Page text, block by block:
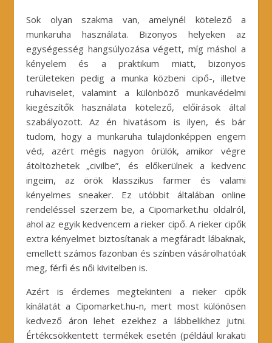
Sok olyan szakma van, amelynél kötelező a
munkaruha használata. Bizonyos helyeken az
egységesség hangsúlyozása végett, míg máshol a
kényelem és a praktikum miatt, bizonyos
területeken pedig a munka közbeni cipő-, illetve
ruhaviselet, valamint a különböző munkavédelmi
kiegészítők használata kötelező, előírások által
szabályozott. Az én hivatásom is ilyen, és bár
tudom, hogy a munkaruha tulajdonképpen engem
véd, azért mégis nagyon örülök, amikor végre
átöltözhetek „civilbe”, és előkerülnek a kedvenc
ingeim, az örök klasszikus farmer és valami
kényelmes sneaker. Ez utóbbit általában online
rendeléssel szerzem be, a Cipomarket.hu oldalról,
ahol az egyik kedvencem a rieker cipő. A rieker cipők
extra kényelmet biztosítanak a megfáradt lábaknak,
emellett számos fazonban és színben vásárolhatóak
meg, férfi és női kivitelben is.
Azért is érdemes megtekinteni a rieker cipők
kínálatát a Cipomarket.hu-n, mert most különösen
kedvező áron lehet ezekhez a lábbelikhez jutni.
Értékcsökkentett termékek esetén (például kirakati